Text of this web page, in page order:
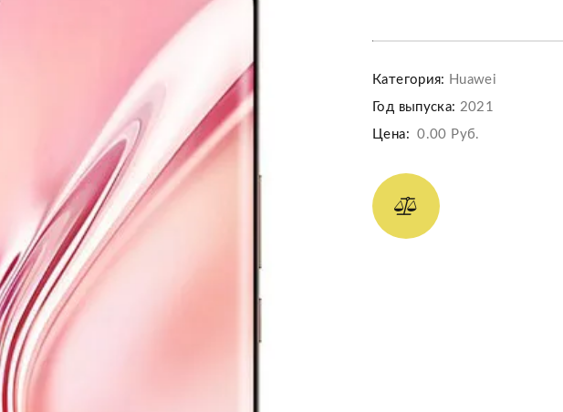
Категория: Huawei
Год выпуска: 2021
Цена: 0.00 Руб.